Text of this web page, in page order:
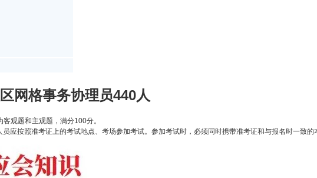
网格事务协理员440人
观题和主观题，满分100分。
按照准考证上的考试地点、考场参加考试。参加考试时，必须同时携带准考证和与报名时一致的